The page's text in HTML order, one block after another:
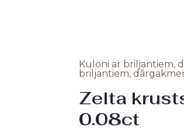
Kuloni ar briljantiem,
briljantiem,
Zelta
0.08ct
price
Zelta
ar
briljantiem